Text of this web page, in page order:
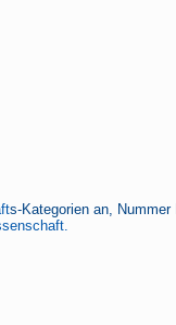
s-Kategorien an,